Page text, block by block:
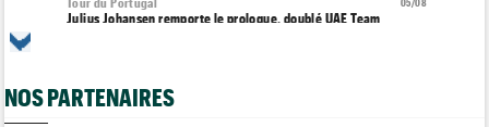
05/08
Julius Johansen remporte le prologue, doublé UAE Team
Marlen Reusser : "C'était différent du Mont Ventoux..."
NOS PARTENAIRES